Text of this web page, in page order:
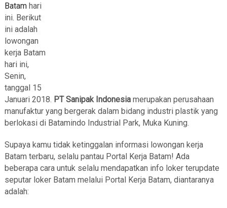
Batamhari
ini. Berikut
ini adalah
lowongan
kerja Batam
hari ini,
Senin,
tanggal 15
Januari 2018. PT Sanipak Indonesiamerupakan perusahaan
manufaktur yang bergerak dalam bidang industri plastik yang
berlokasi di Batamindo Industrial Park, Muka Kuning.
Supaya kamu tidak ketinggalan informasi lowongan kerja
Batam terbaru, selalu pantau Portal Kerja Batam! Ada
beberapa cara untuk selalu mendapatkan info loker terupdate
seputar loker Batam melalui Portal Kerja Batam, diantaranya
adalah: